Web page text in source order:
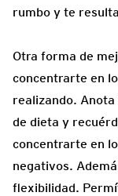
rumbo y te
Otra forma de
concentrarte en
realizando.
de dieta y
concentrarte en
negativos.
flexibilidad.